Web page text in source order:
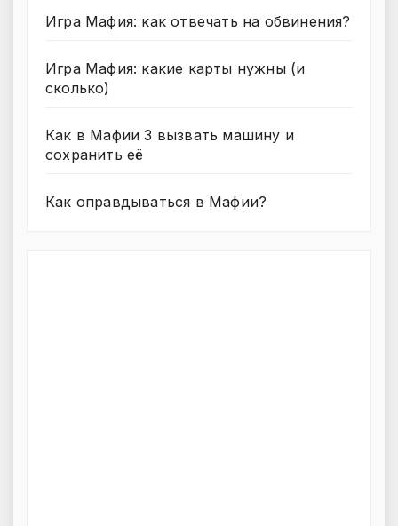
Игра Мафия: как отвечать на обвинения?
Игра Мафия: какие карты нужны (и
сколько)
Как в Мафии 3 вызвать машину и
сохранить её
Как оправдываться в Мафии?